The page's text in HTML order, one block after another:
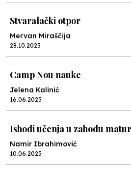
Stvaralački otpor
Mervan Miraščija
28.10.2025
Camp Nou nauke
Jelena Kalinić
16.06.2025
Ishodi učenja u zahodu
Namir Ibrahimović
10.06.2025